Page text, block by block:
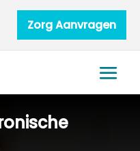
Zorg Aanvragen